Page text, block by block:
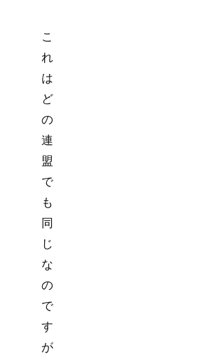
こ
れ
は
ど
の
連
盟
で
も
同
じ
な
の
で
す
が